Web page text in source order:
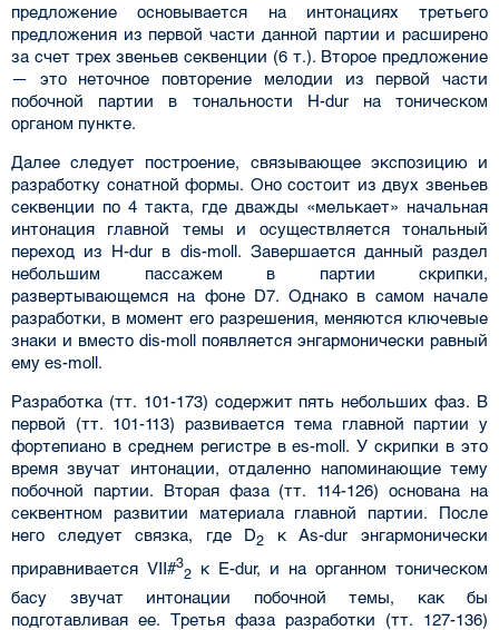
предложение основывается на интонациях третьего
предложения из первой части данной партии и расширено
за счет трех звеньев секвенции (6 т.). Второе предложение
— это неточное повторение мелодии из первой части
побочной партии в тональности H-dur на тоническом
органом пункте.
Далее следует построение, связывающее экспозицию и
разработку сонатной формы. Оно состоит из двух звеньев
секвенции по 4 такта, где дважды «мелькает» начальная
интонация главной темы и осуществляется тональный
переход из H-dur в dis-moll. Завершается данный раздел
небольшим пассажем в партии скрипки,
развертывающемся на фоне D7. Однако в самом начале
разработки, в момент его разрешения, меняются ключевые
знаки и вместо dis-moll появляется энгармонически равный
ему es-moll.
Разработка (тт. 101-173) содержит пять небольших фаз. В
первой (тт. 101-113) развивается тема главной партии у
фортепиано в среднем регистре в es-moll. У скрипки в это
время звучат интонации, отдаленно напоминающие тему
побочной партии. Вторая фаза (тт. 114-126) основана на
секвентном развитии материала главной партии. После
него следует связка, где D2
к As-dur энгармонически
приравнивается VII#3
2 к E-dur, и на органном тоническом
басу звучат интонации побочной темы, как бы
подготавливая ее. Третья фаза разработки (тт. 127-136)